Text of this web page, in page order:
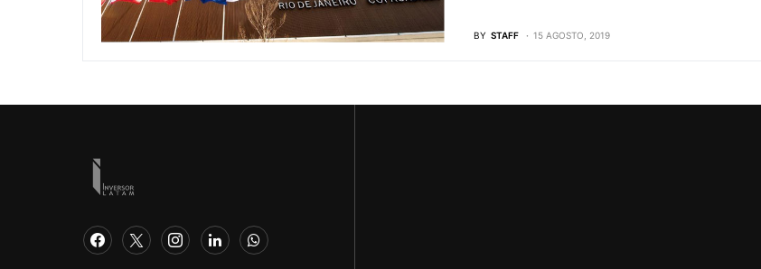
BY STAFF 15 AGOSTO, 2019